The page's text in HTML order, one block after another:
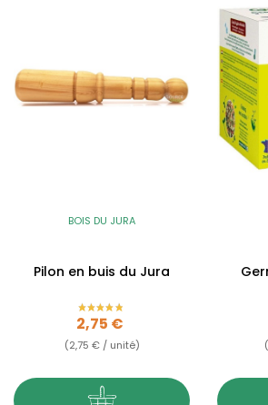
BOIS DU JURA
Pilon en buis du Jura
Prix
2,75 €
(2,75 € / unité)